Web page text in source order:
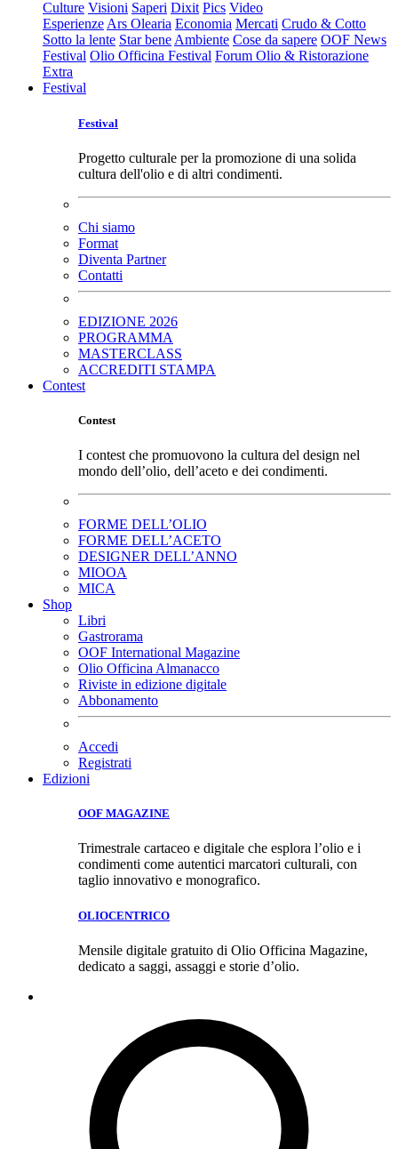
Culture Visioni Saperi Dixit Pics Video
Esperienze Ars Olearia Economia Mercati Crudo & Cotto
Sotto la lente Star bene Ambiente Cose da sapere OOF News
Festival Olio Officina Festival Forum Olio & Ristorazione
Extra
Festival
Festival
Progetto culturale per la promozione di una solida
cultura dell'olio e di altri condimenti.
Chi siamo
Format
Diventa Partner
Contatti
EDIZIONE 2026
PROGRAMMA
MASTERCLASS
ACCREDITI STAMPA
Contest
Contest
I contest che promuovono la cultura del design nel
mondo dell’olio, dell’aceto e dei condimenti.
FORME DELL’OLIO
FORME DELL’ACETO
DESIGNER DELL’ANNO
MIOOA
MICA
Shop
Libri
Gastrorama
OOF International Magazine
Olio Officina Almanacco
Riviste in edizione digitale
Abbonamento
Accedi
Registrati
Edizioni
OOF MAGAZINE
Trimestrale cartaceo e digitale che esplora l’olio e i
condimenti come autentici marcatori culturali, con
taglio innovativo e monografico.
OLIOCENTRICO
Mensile digitale gratuito di Olio Officina Magazine,
dedicato a saggi, assaggi e storie d’olio.